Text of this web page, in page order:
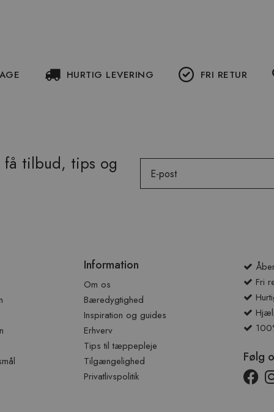
HURTIG LEVERING FRI RETUR
få tilbud, tips og
Information
Om os
Bæredygtighed
Inspiration og guides
Erhverv
Tips til tæppepleje
Tilgængelighed
Privatlivspolitik
Fri
Følg